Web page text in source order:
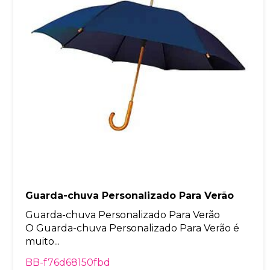
Guarda-chuva Personalizado Para Verão
Guarda-chuva Personalizado Para Verão
O Guarda-chuva Personalizado Para Verão é
muito...
BB-f76d68150fbd